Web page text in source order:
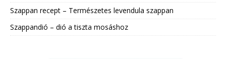
Szappan recept – Természetes levendula szappan
Szappandió – dió a tiszta mosáshoz